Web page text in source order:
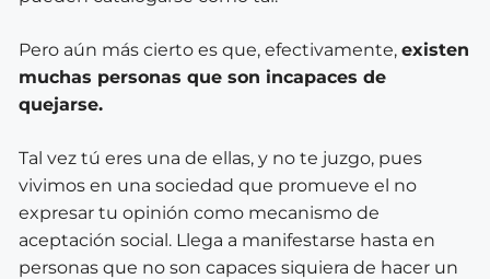
Pero aún más cierto es que, efectivamente, existen
muchas personas que son incapaces de
quejarse.
Tal vez tú eres una de ellas, y no te juzgo, pues
vivimos en una sociedad que promueve el no
expresar tu opinión como mecanismo de
aceptación social. Llega a manifestarse hasta en
personas que no son capaces siquiera de hacer un